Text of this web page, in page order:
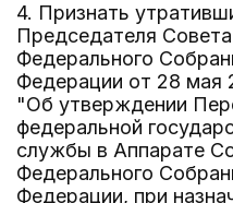
4. Признать
Председателя
Федерального
Федерации от 28 мая
"Об утверждении
федеральной
службы в Аппарате
Федерального
Федерации, при